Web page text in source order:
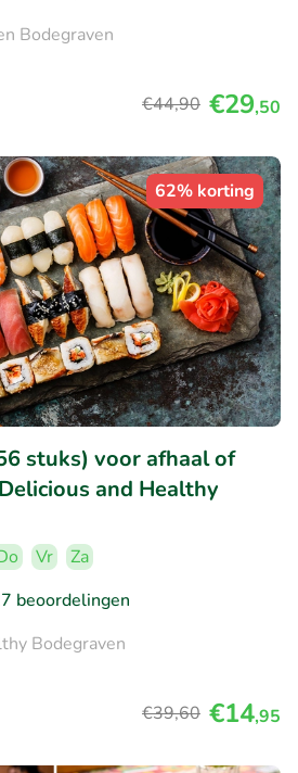
Bodegraven
€44,90 €29,50
62% korting
stuks) voor afhaal of
and Healthy
Vr
Za
beoordelingen
Bodegraven
€39,60 €14,95